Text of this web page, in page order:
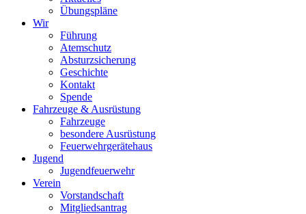
Übungspläne
Wir
Führung
Atemschutz
Absturzsicherung
Geschichte
Kontakt
Spende
Fahrzeuge & Ausrüstung
Fahrzeuge
besondere Ausrüstung
Feuerwehrgerätehaus
Jugend
Jugendfeuerwehr
Verein
Vorstandschaft
Mitgliedsantrag